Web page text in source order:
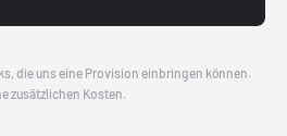
die uns eine Provision einbringen können.
zusätzlichen Kosten.